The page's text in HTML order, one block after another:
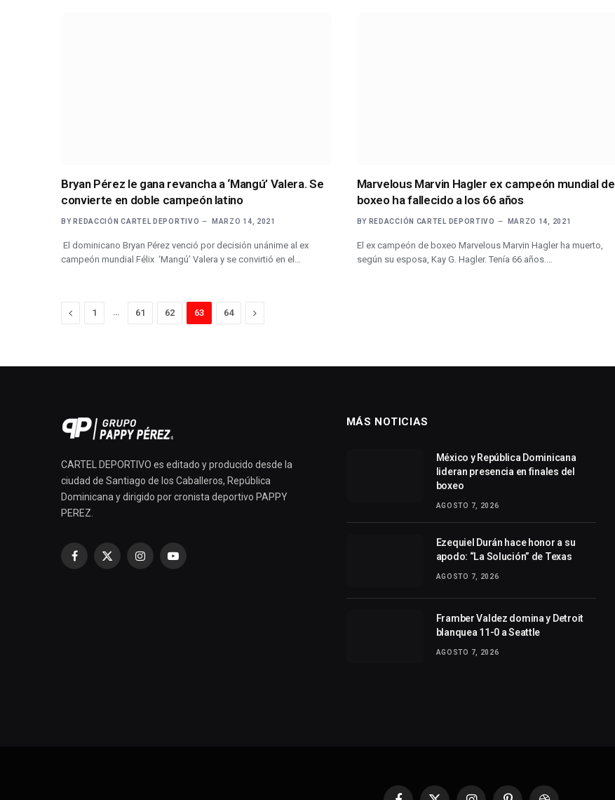
Bryan Pérez le gana revancha a ‘Mangú’ Valera. Se
convierte en doble campeón latino
BY REDACCIÓN CARTEL DEPORTIVO MARZO 14, 2021
El dominicano Bryan Pérez venció por decisión unánime al ex
campeón mundial Félix ‘Mangú’ Valera y se convirtió en el…
Marvelous Marvin Hagler ex campeón mundial de
boxeo ha fallecido a los 66 años
BY REDACCIÓN CARTEL DEPORTIVO MARZO 14, 2021
El ex campeón de boxeo Marvelous Marvin Hagler ha muerto,
según su esposa, Kay G. Hagler. Tenía 66 años.…
Previous
1 … 61 62 63 64 Next
CARTEL DEPORTIVO es editado y producido desde la
ciudad de Santiago de los Caballeros, República
Dominicana y dirigido por cronista deportivo PAPPY
PEREZ.
Facebook
X
InstagramYouTube
MÁS NOTICIAS
México y República Dominicana
lideran presencia en finales del
boxeo
AGOSTO 7, 2026
Ezequiel Durán hace honor a su
apodo: “La Solución” de Texas
AGOSTO 7, 2026
Framber Valdez domina y Detroit
blanquea 11-0 a Seattle
AGOSTO 7, 2026